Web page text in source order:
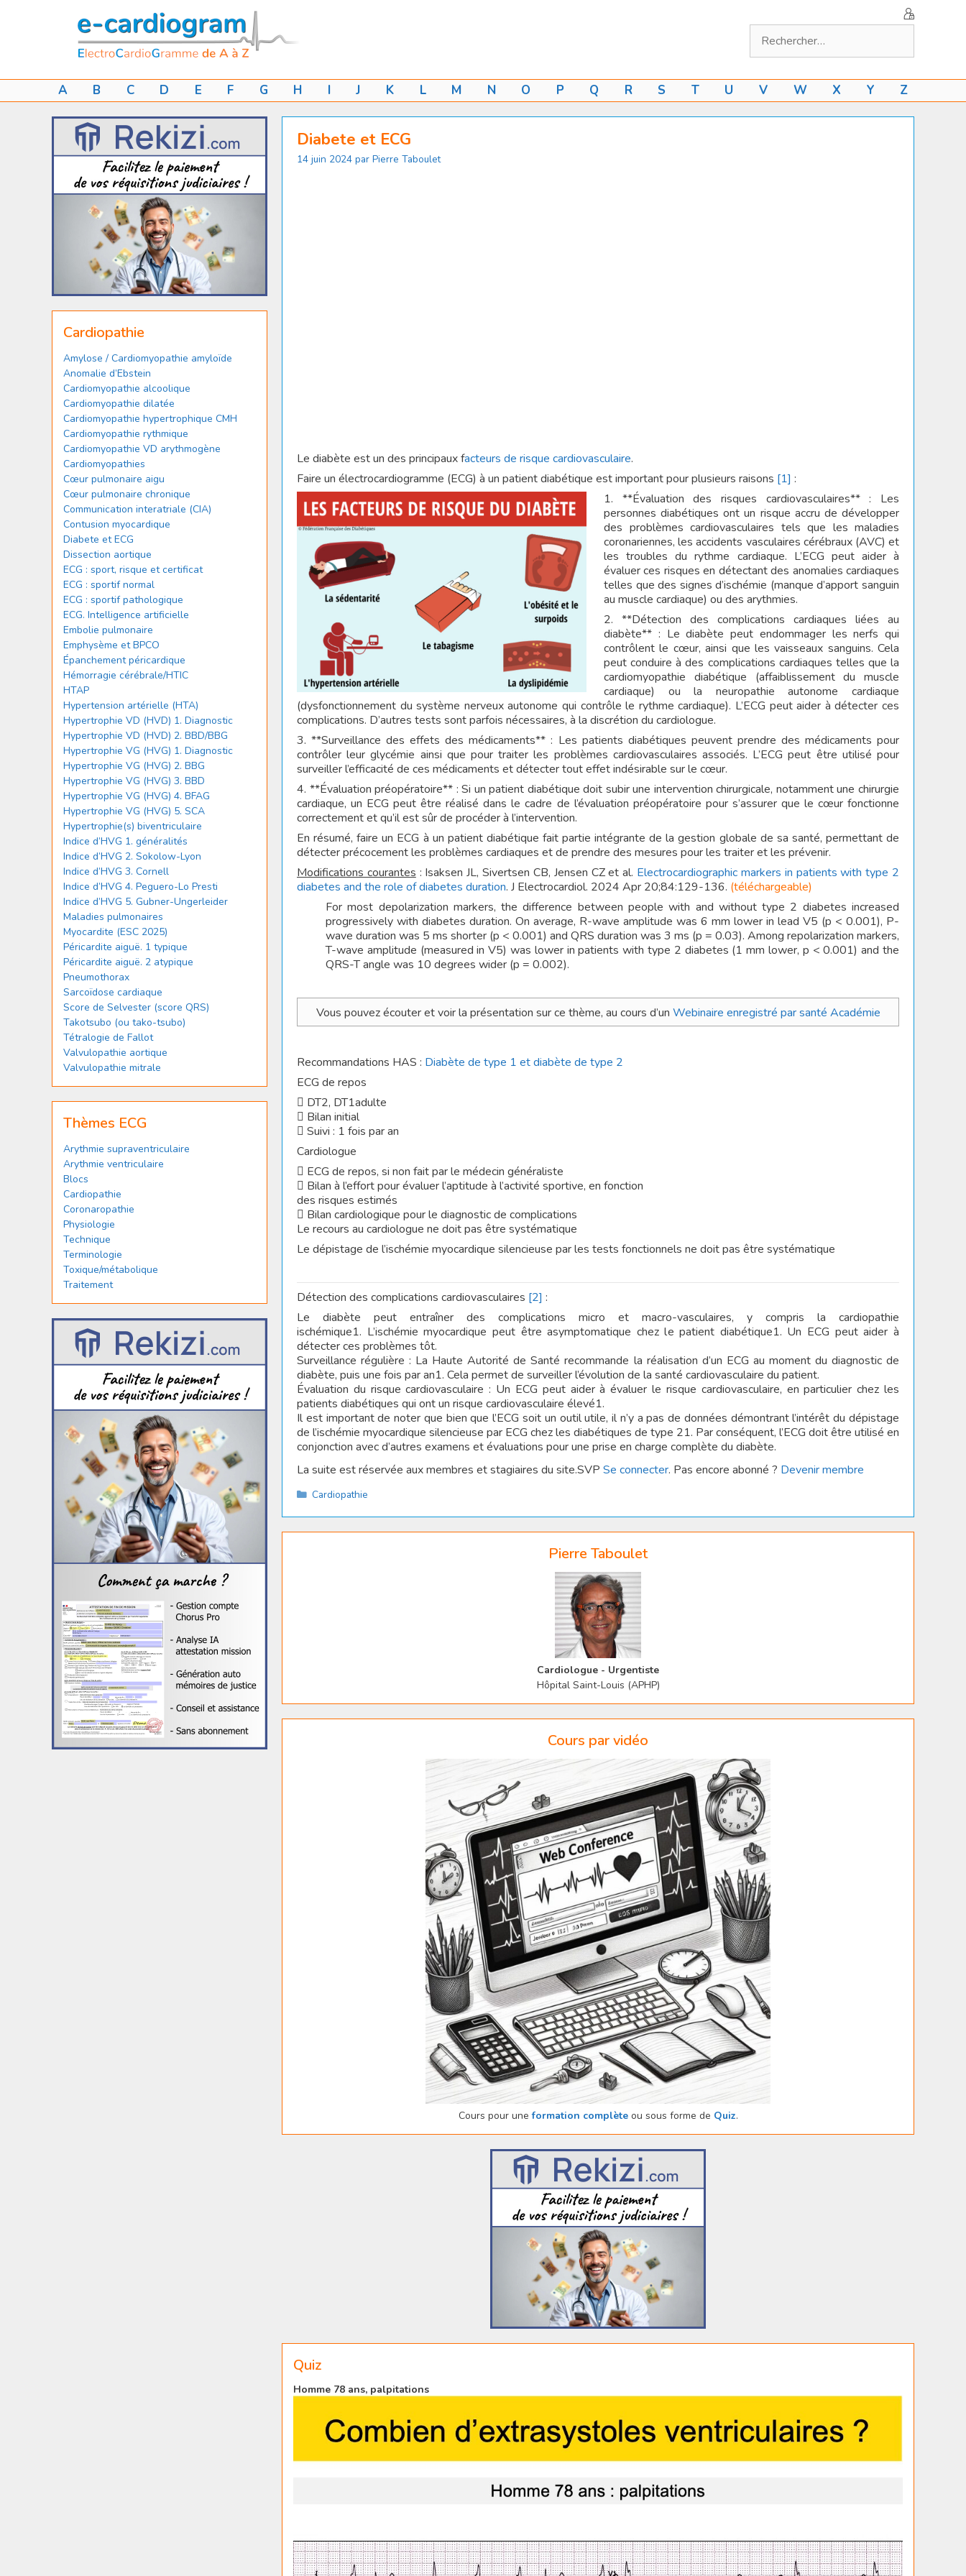
A B C D E F G H I J K L M N O P Q R S T U V W X Y Z
Diabete et ECG
14 juin 2024 par Pierre Taboulet
Le diabète est un des principaux facteurs de risque cardiovasculaire.
Faire un électrocardiogramme (ECG) à un patient diabétique est important pour plusieurs raisons [1] :
1. **Évaluation des risques cardiovasculaires** : Les
personnes diabétiques ont un risque accru de développer
des problèmes cardiovasculaires tels que les maladies
coronariennes, les accidents vasculaires cérébraux (AVC) et
les troubles du rythme cardiaque. L’ECG peut aider à
évaluer ces risques en détectant des anomalies cardiaques
telles que des signes d’ischémie (manque d’apport sanguin
au muscle cardiaque) ou des arythmies.
2. **Détection des complications cardiaques liées au
diabète** : Le diabète peut endommager les nerfs qui
contrôlent le cœur, ainsi que les vaisseaux sanguins. Cela
peut conduire à des complications cardiaques telles que la
cardiomyopathie diabétique (affaiblissement du muscle
cardiaque) ou la neuropathie autonome cardiaque
(dysfonctionnement du système nerveux autonome qui contrôle le rythme cardiaque). L’ECG peut aider à détecter ces
complications. D’autres tests sont parfois nécessaires, à la discrétion du cardiologue.
3. **Surveillance des effets des médicaments** : Les patients diabétiques peuvent prendre des médicaments pour
contrôler leur glycémie ainsi que pour traiter les problèmes cardiovasculaires associés. L’ECG peut être utilisé pour
surveiller l’efficacité de ces médicaments et détecter tout effet indésirable sur le cœur.
4. **Évaluation préopératoire** : Si un patient diabétique doit subir une intervention chirurgicale, notamment une chirurgie
cardiaque, un ECG peut être réalisé dans le cadre de l’évaluation préopératoire pour s’assurer que le cœur fonctionne
correctement et qu’il est sûr de procéder à l’intervention.
En résumé, faire un ECG à un patient diabétique fait partie intégrante de la gestion globale de sa santé, permettant de
détecter précocement les problèmes cardiaques et de prendre des mesures pour les traiter et les prévenir.
Modifications courantes : Isaksen JL, Sivertsen CB, Jensen CZ et al. Electrocardiographic markers in patients with type 2
diabetes and the role of diabetes duration. J Electrocardiol. 2024 Apr 20;84:129-136. (téléchargeable)
For most depolarization markers, the difference between people with and without type 2 diabetes increased
progressively with diabetes duration. On average, R-wave amplitude was 6 mm lower in lead V5 (p < 0.001), P-
wave duration was 5 ms shorter (p < 0.001) and QRS duration was 3 ms (p = 0.03). Among repolarization markers,
T-wave amplitude (measured in V5) was lower in patients with type 2 diabetes (1 mm lower, p < 0.001) and the
QRS-T angle was 10 degrees wider (p = 0.002).
Vous pouvez écouter et voir la présentation sur ce thème, au cours d’un Webinaire enregistré par santé Académie
Recommandations HAS : Diabète de type 1 et diabète de type 2
ECG de repos
 DT2, DT1adulte
 Bilan initial
 Suivi : 1 fois par an
Cardiologue
 ECG de repos, si non fait par le médecin généraliste
 Bilan à l’effort pour évaluer l’aptitude à l’activité sportive, en fonction
des risques estimés
 Bilan cardiologique pour le diagnostic de complications
Le recours au cardiologue ne doit pas être systématique
Le dépistage de l’ischémie myocardique silencieuse par les tests fonctionnels ne doit pas être systématique
Détection des complications cardiovasculaires [2] :
Le diabète peut entraîner des complications micro et macro-vasculaires, y compris la cardiopathie
ischémique1. L’ischémie myocardique peut être asymptomatique chez le patient diabétique1. Un ECG peut aider à
détecter ces problèmes tôt.
Surveillance régulière : La Haute Autorité de Santé recommande la réalisation d’un ECG au moment du diagnostic de
diabète, puis une fois par an1. Cela permet de surveiller l’évolution de la santé cardiovasculaire du patient.
Évaluation du risque cardiovasculaire : Un ECG peut aider à évaluer le risque cardiovasculaire, en particulier chez les
patients diabétiques qui ont un risque cardiovasculaire élevé1.
Il est important de noter que bien que l’ECG soit un outil utile, il n’y a pas de données démontrant l’intérêt du dépistage
de l’ischémie myocardique silencieuse par ECG chez les diabétiques de type 21. Par conséquent, l’ECG doit être utilisé en
conjonction avec d’autres examens et évaluations pour une prise en charge complète du diabète.
La suite est réservée aux membres et stagiaires du site.SVP Se connecter. Pas encore abonné ? Devenir membre
Catégories
Cardiopathie
Pierre Taboulet
Cardiologue - Urgentiste
Hôpital Saint-Louis (APHP)
Cours par vidéo
Cours pour uneformation complèteou sous forme de Quiz.
Quiz
Homme 78 ans, palpitations
Cardiopathie
Amylose / Cardiomyopathie amyloïde
Anomalie d’Ebstein
Cardiomyopathie alcoolique
Cardiomyopathie dilatée
Cardiomyopathie hypertrophique CMH
Cardiomyopathie rythmique
Cardiomyopathie VD arythmogène
Cardiomyopathies
Cœur pulmonaire aigu
Cœur pulmonaire chronique
Communication interatriale (CIA)
Contusion myocardique
Diabete et ECG
Dissection aortique
ECG : sport, risque et certificat
ECG : sportif normal
ECG : sportif pathologique
ECG. Intelligence artificielle
Embolie pulmonaire
Emphysème et BPCO
Épanchement péricardique
Hémorragie cérébrale/HTIC
HTAP
Hypertension artérielle (HTA)
Hypertrophie VD (HVD) 1. Diagnostic
Hypertrophie VD (HVD) 2. BBD/BBG
Hypertrophie VG (HVG) 1. Diagnostic
Hypertrophie VG (HVG) 2. BBG
Hypertrophie VG (HVG) 3. BBD
Hypertrophie VG (HVG) 4. BFAG
Hypertrophie VG (HVG) 5. SCA
Hypertrophie(s) biventriculaire
Indice d’HVG 1. généralités
Indice d’HVG 2. Sokolow-Lyon
Indice d’HVG 3. Cornell
Indice d’HVG 4. Peguero-Lo Presti
Indice d’HVG 5. Gubner-Ungerleider
Maladies pulmonaires
Myocardite (ESC 2025)
Péricardite aiguë. 1 typique
Péricardite aiguë. 2 atypique
Pneumothorax
Sarcoïdose cardiaque
Score de Selvester (score QRS)
Takotsubo (ou tako-tsubo)
Tétralogie de Fallot
Valvulopathie aortique
Valvulopathie mitrale
Thèmes ECG
Arythmie supraventriculaire
Arythmie ventriculaire
Blocs
Cardiopathie
Coronaropathie
Physiologie
Technique
Terminologie
Toxique/métabolique
Traitement